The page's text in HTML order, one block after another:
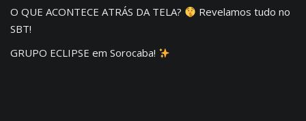
O QUE ACONTECE ATRÁS DA TELA?
Revelamos tudo no
SBT!
GRUPO ECLIPSE em Sorocaba!